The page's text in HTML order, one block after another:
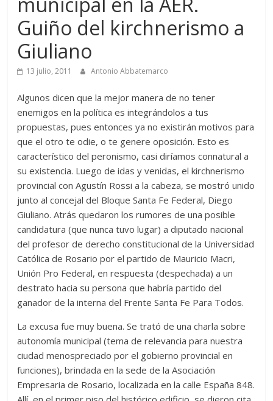
Guiño del kirchnerismo a
Giuliano
13 julio, 2011 Antonio Abbatemarco
Algunos dicen que la mejor manera de no tener
enemigos en la política es integrándolos a tus
propuestas, pues entonces ya no existirán motivos para
que el otro te odie, o te genere oposición. Esto es
característico del peronismo, casi diríamos connatural a
su existencia. Luego de idas y venidas, el kirchnerismo
provincial con Agustín Rossi a la cabeza, se mostró unido
junto al concejal del Bloque Santa Fe Federal, Diego
Giuliano. Atrás quedaron los rumores de una posible
candidatura (que nunca tuvo lugar) a diputado nacional
del profesor de derecho constitucional de la Universidad
Católica de Rosario por el partido de Mauricio Macri,
Unión Pro Federal, en respuesta (despechada) a un
destrato hacia su persona que habría partido del
ganador de la interna del Frente Santa Fe Para Todos.
La excusa fue muy buena. Se trató de una charla sobre
autonomía municipal (tema de relevancia para nuestra
ciudad menospreciado por el gobierno provincial en
funciones), brindada en la sede de la Asociación
Empresaria de Rosario, localizada en la calle España 848.